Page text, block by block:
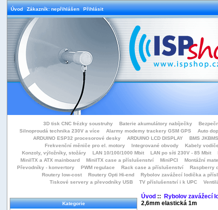
Úvod Zákazník: nepřihlášen Přihlásit
3D tisk CNC frézky soustruhy Baterie akumulátory nabíječky
Silnoproudá technika 230V a více
Alarmy modemy trackery GSM GPS
Auto
ARDUINO ESP32 procesorové desky
ARDUINO LCD DISPLAY
BMS
Frekvenční měniče pro el. motory
Integrované obvody
Kabely
Konzoly, výložníky, stožáry
LAN 10/100/1000 Mbit LAN po síti 230V - 85 Mbit
MiniITX a ATX mainboard
MiniITX case a příslušenství MiniPCI
Montážní
Převodníky - konvertory
PWM regulace Rack case a příslušenství
Raspberry
Routery low-cost
Routery Opti Hi-end
Rybolov zavážecí lodička a přísl
Tiskové servery a převodníky USB
TV příslušenství i k UPC
Kategorie
Úvod:: Rybolov zavážecí
2,6mm elastická 1m